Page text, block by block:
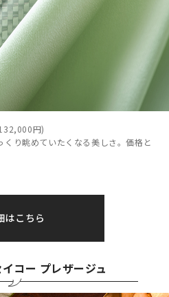
円)
り眺めていたくなる美しさ。価格と
はこちら
コー プレザージュ